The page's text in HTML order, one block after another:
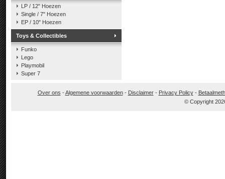
LP / 12" Hoezen
Single / 7" Hoezen
EP / 10" Hoezen
Toys & Collectibles
Funko
Lego
Playmobil
Super 7
Over ons -Algemene voorwaarden- Disclaimer- Privacy Policy-
© Copyright